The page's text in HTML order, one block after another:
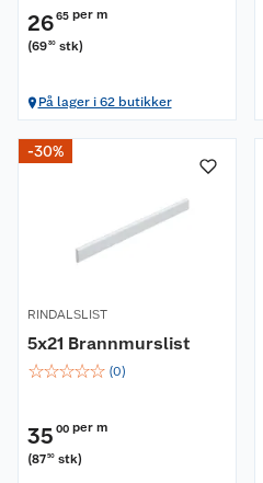
2665 per m
(6930 stk)
På lager i 62 butikker
-30%
RINDALSLIST
5x21 Brannmurslist
☆☆☆☆☆ (0)
35 00 per m
(8750 stk)